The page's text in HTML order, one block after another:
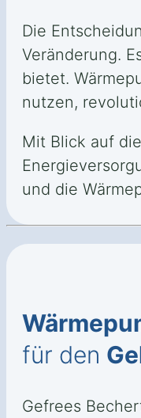
Die
Veränderung.
bietet.
nutzen,
Mit Blick auf
und die
für den
Gefrees